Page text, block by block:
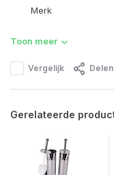
Merk
Toon meer
Vergelijk Delen
Gerelateerde